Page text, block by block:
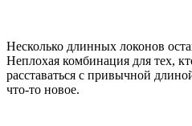
Несколько длинных локонов
Неплохая комбинация для тех,
расставаться с привычной
что-то новое.